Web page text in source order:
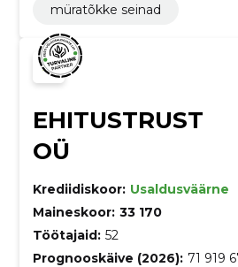
müratõkke seinad
EHITUSTRUST
OÜ
Krediidiskoor: Usaldusväärne
Maineskoor: 33 170
Töötajaid: 52
Prognooskäive (2026): 71 919